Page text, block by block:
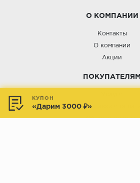
О КОМПАНИИ
Контакты
О компании
Акции
ПОКУПАТЕЛЯМ
Доставка и оплата
Обмен и возврат
КУПОН
«Дарим 3000 ₽»